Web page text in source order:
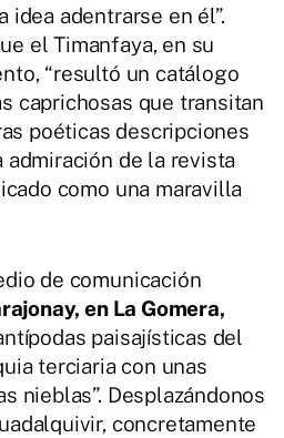
idea adentrarse en él”.
el Timanfaya, en su
“resultó un catálogo
caprichosas que transitan
poéticas descripciones
de la revista
como una maravilla
de comunicación
en La Gomera,
paisajísticas del
terciaria con unas
nieblas”. Desplazándonos
concretamente